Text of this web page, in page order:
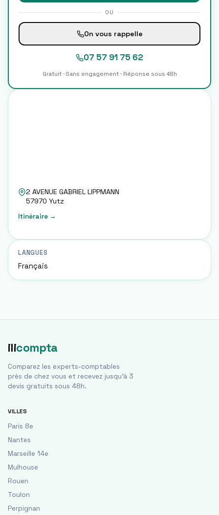
OU
On vous rappelle
07 57 91 75 62
Gratuit · Sans engagement · Réponse sous 48h
2 AVENUE GABRIEL LIPPMANN
57970 Yutz
Itinéraire →
LANGUES
Français
ilicompta
Comparez les experts-comptables
près de chez vous et recevez jusqu'à 3
devis gratuits sous 48h.
VILLES
Paris 8e
Nantes
Marseille 14e
Mulhouse
Rouen
Toulon
Perpignan